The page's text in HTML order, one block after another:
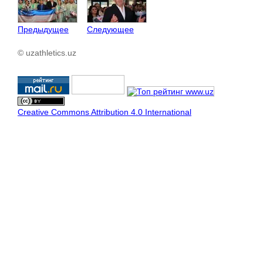
Предыдущее Следующее
© uzathletics.uz
Creative Commons Attribution 4.0 International